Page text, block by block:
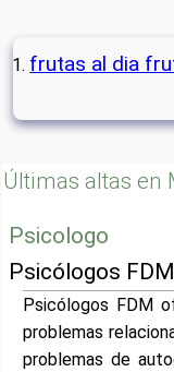
frutas al dia
Últimas altas en
Psicologo
Psicólogos FDM
Psicólogos FDM
problemas
problemas de